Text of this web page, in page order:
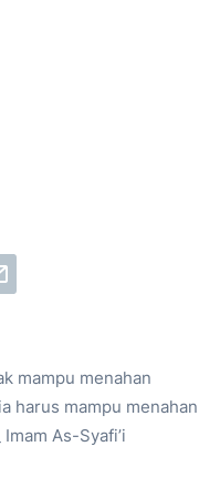
mampu menahan
harus mampu menahan
As-Syafi’i